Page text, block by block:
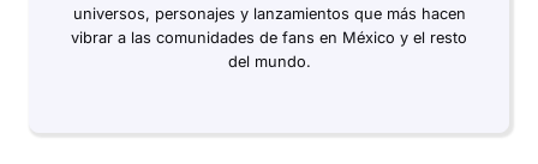
universos, personajes y lanzamientos que más hacen
vibrar a las comunidades de fans en México y el resto
del mundo.